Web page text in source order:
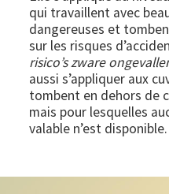
qui travaillent avec
dangereuses et
sur les risques
risico’s zware
aussi s’appliquer aux
tombent en dehors de
mais pour lesquelles
valable n’est disponible.